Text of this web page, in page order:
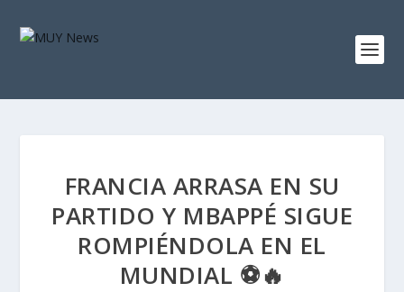
FRANCIA ARRASA EN SU
PARTIDO Y MBAPPÉ SIGUE
ROMPIÉNDOLA EN EL
MUNDIAL ⚽🔥